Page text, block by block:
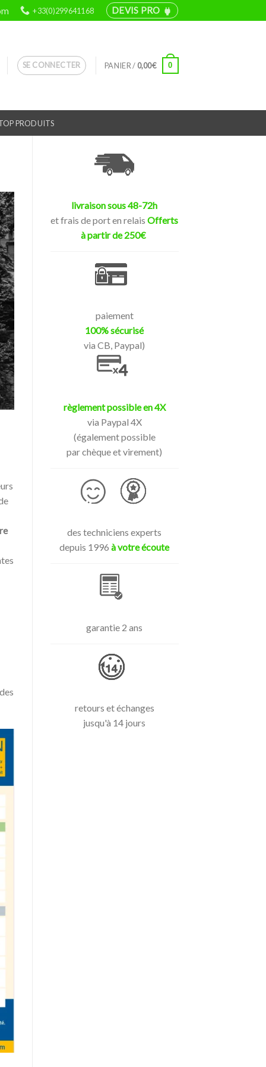
+33(0)299641168 DEVIS PRO power
SE CONNECTER PANIER / 0,00€ 0
PRODUITS
livraison sous 48-72h
et frais de port en relaisOfferts
à partir de 250€
paiement
100% sécurisé
via CB, Paypal)
règlement possible en 4X
via Paypal 4X
(également possible
par chèque et virement)
des techniciens experts
depuis 1996à votre écoute
garantie 2 ans
retours et échanges
jusqu'à 14 jours